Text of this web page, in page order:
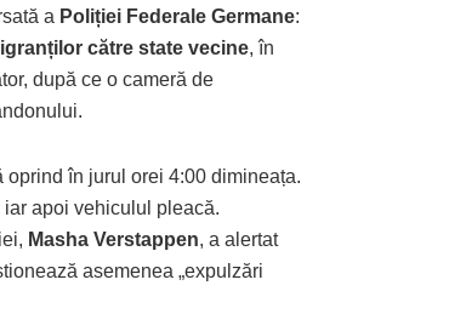
a Poliției Federale Germane:
către state vecine, în
după ce o cameră de
oprind în jurul orei 4:00 dimineața.
apoi vehiculul pleacă.
Masha Verstappen, a alertat
asemenea „expulzări